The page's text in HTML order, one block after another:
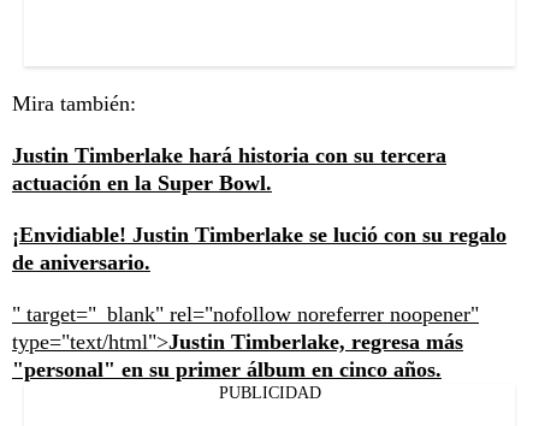
Mira también:
Justin Timberlake hará historia con su tercera
actuación en la Super Bowl.
¡Envidiable! Justin Timberlake se lució con su regalo
de aniversario.
" target="_blank" rel="nofollow noreferrer noopener"
type="text/html">Justin Timberlake, regresa más
"personal" en su primer álbum en cinco años.
PUBLICIDAD